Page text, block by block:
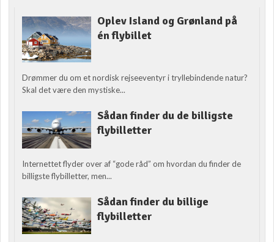
Oplev Island og Grønland på
én flybillet
Drømmer du om et nordisk rejseeventyr i tryllebindende natur?
Skal det være den mystiske...
Sådan finder du de billigste
flybilletter
Internettet flyder over af “gode råd” om hvordan du finder de
billigste flybilletter, men...
Sådan finder du billige
flybilletter